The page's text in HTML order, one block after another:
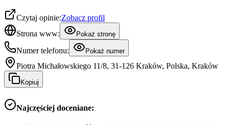
Czytaj opinie:Zobacz profil
Strona www:
Pokaż stronę
Numer telefonu: Pokaż numer
Piotra Michałowskiego 11/8, 31-126 Kraków, Polska, Kraków
Kopiuj
Najczęściej doceniane: